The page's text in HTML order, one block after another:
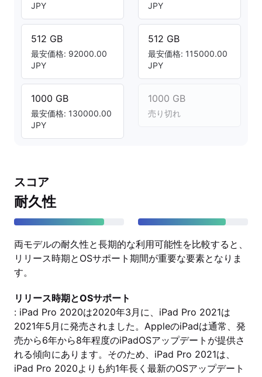
JPY
512 GB
最安価格: 92000.00
JPY
1000 GB
最安価格: 130000.00
JPY
JPY
512 GB
最安価格: 115000.00
JPY
1000 GB
売り切れ
スコア
耐久性
両モデルの耐久性と長期的な利用可能性を比較すると、
リリース時期とOSサポート期間が重要な要素となりま
す。
リリース時期とOSサポート
: iPad Pro 2020は2020年3月に、iPad Pro 2021は
2021年5月に発売されました。AppleのiPadは通常、発
売から6年から8年程度のiPadOSアップデートが提供さ
れる傾向にあります。そのため、iPad Pro 2021は、
iPad Pro 2020よりも約1年長く最新のOSアップデート